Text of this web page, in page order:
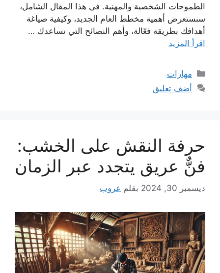
الطموحات الشخصية والمهنية. في هذا المقال الشامل،
سنستعرض أهمية مخطط العام الجديد، وكيفية صياغة
أهدافك بطريقة فعّالة، وأهم النصائح التي تساعدك …
اقرأ المزيد
التصنيفات
مهارات
أضف تعليق
حرفة النقش على الخشب:
فنٌّ عريق يتجدد عبر الزمان
ديسمبر 30, 2024 بقلم عروب